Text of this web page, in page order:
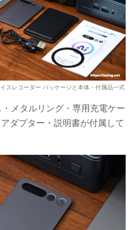
スレコーダー パッケージと本体・付属品一式
メタルリング・専用充電ケー
ダプター・説明書が付属して